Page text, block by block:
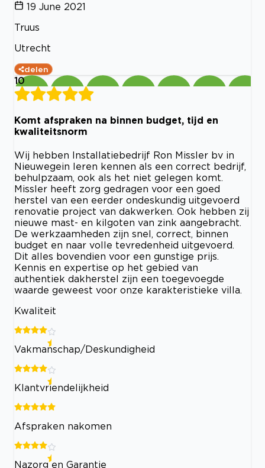
19 June 2021
Truus
Utrecht
delen
10
Komt afspraken na binnen budget, tijd en
kwaliteitsnorm
Wij hebben Installatiebedrijf Ron Missler bv in
Nieuwegein leren kennen als een correct bedrijf,
behulpzaam, ook als het niet gelegen komt.
Missler heeft zorg gedragen voor een goed
herstel van een eerder ondeskundig uitgevoerd
renovatie project van dakwerken. Ook hebben zij
nieuwe mast- en kilgoten van zink aangebracht.
De werkzaamheden zijn snel, correct, binnen
budget en naar volle tevredenheid uitgevoerd.
Dit alles bovendien voor een gunstige prijs.
Kennis en expertise op het gebied van
authentiek dakherstel zijn een toegevoegde
waarde geweest voor onze karakteristieke villa.
Kwaliteit
Vakmanschap/Deskundigheid
Klantvriendelijkheid
Afspraken nakomen
Nazorg en Garantie